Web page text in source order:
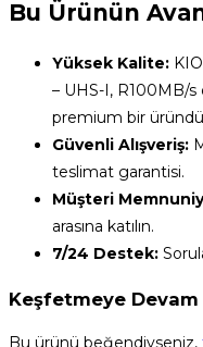
Bu Ürünün
Yüksek Kalite:
– UHS-I, R100MB/
premium bir
Güvenli Alışveriş:
teslimat garantisi.
Müşteri
arasına katılın.
7/24 Destek:
Keşfetmeye Devam
Bu ürünü beğendiyseniz,